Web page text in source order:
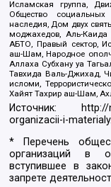
Исламская группа,
Общество
наследия, Дом двух
моджахедов, Аль-Каида
АБТО, Правый сектор,
аш-Шам, Народное
Аллаха Субхану уа
Тавхида Валь-Джихад,
исломи,
Хайят Тахрир аш-Шам,
Источник:
organizacii-i-
* Перечень
организаций в
вступившее в
запрете